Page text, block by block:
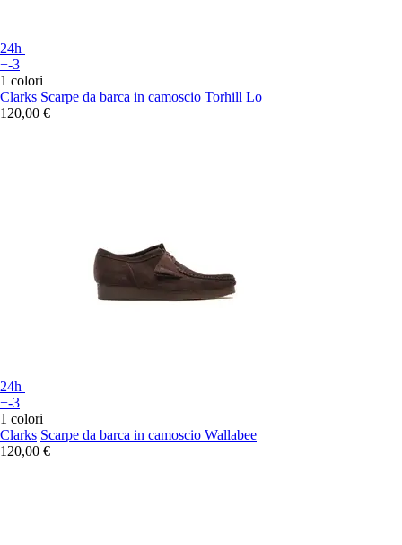
24h
+-3
1 colori
Clarks Scarpe da barca in camoscio Torhill Lo
120,00 €
24h
+-3
1 colori
Clarks Scarpe da barca in camoscio Wallabee
120,00 €